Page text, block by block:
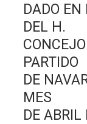
DADO EN
DEL H.
PARTIDO
DE
MES
DE